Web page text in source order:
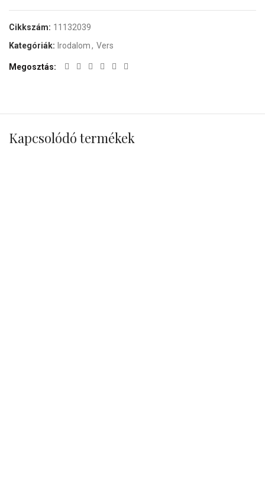
Cikkszám: 11132039
Kategóriák: Irodalom, Vers
Megosztás
Kapcsolódó termékek